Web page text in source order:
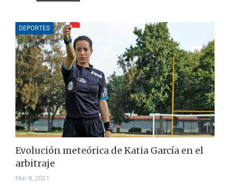
DEPORTES
Evolución meteórica de Katia García en el
arbitraje
Mar 8, 2021